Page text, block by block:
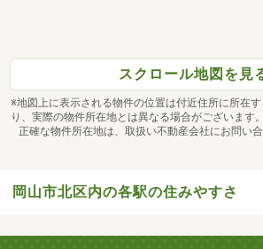
スクロール地図を見
※地図上に表示される物件の位置は付近住所に所在
り、実際の物件所在地とは異なる場合がございます。
正確な物件所在地は、取扱い不動産会社にお問い合
岡山市北区内の各駅の住みやすさ